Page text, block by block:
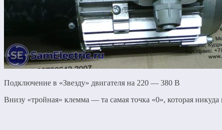
Подключение в «Звезду» двигателя на 220 — 380 В
Внизу «тройная» клемма — та самая точка «0», которая никуда